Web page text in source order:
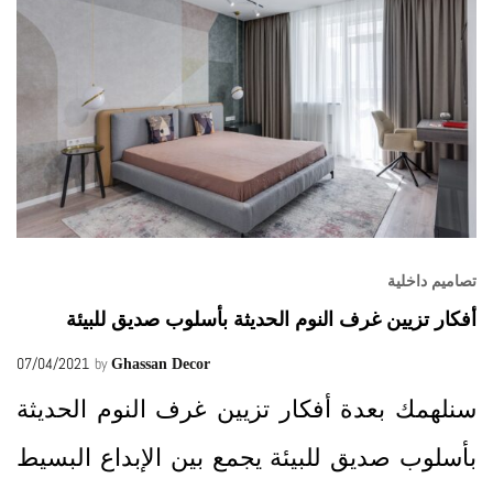
تصاميم داخلية
أفكار تزيين غرف النوم الحديثة بأسلوب صديق للبيئة
07/04/2021 by Ghassan Decor
سنلهمك بعدة أفكار تزيين غرف النوم الحديثة
بأسلوب صديق للبيئة يجمع بين الإبداع البسيط